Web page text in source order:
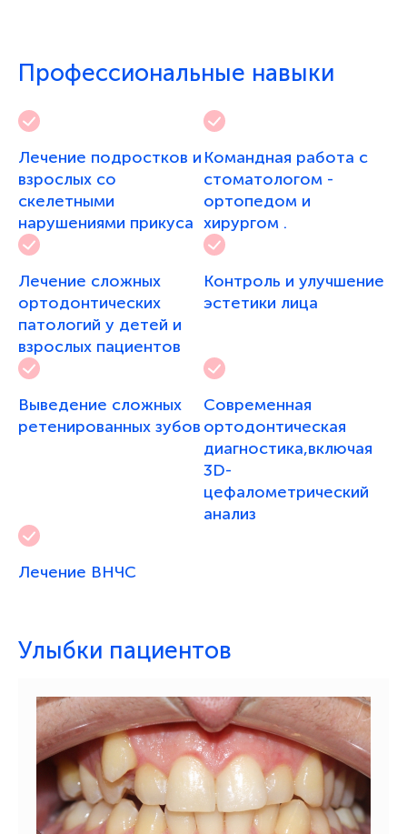
Р.А. Фадеев: «Рост лица. Скелетные и
Дифференциальная диагностика. Особенности
лечения зубочелюстных аномалий в различные
возрастные периоды», г. Новосибирск.
2019 г.
С. Попов: «Evolution of Achieving Successful Result.
Biomechanics in Orthodontic Practice: Past and
Present», г. Тбилиси.
2019 г.
П. Вергара: «Ортодонтия за пределами возможностей.
Уникальный курс по мини-винтам», г. Сочи.
2019 г.
Б. Нурзулаев: «Standard Edgewise Technique in
Contemporary Orthodontics», г. Алматы.
Jeong IL KIM: «MEAW Typodont Course», г. Нурсултан.
Участник Сибирского ортодонтического форума, г.
Treatment», г. Иркутск.
Б. Нарзулаев: «Micro-implants — Absolute Anchorage in
Orthodontics Treatment», г. Иркутск.
2020 г.
Л.А Хорольская: «Лечение патологии второго класса.
Взгляд снаружи и изнутри», г. Новосибирск.
Профессиональные навыки
Лечение подростков и
взрослых со
скелетными
нарушениями прикуса
Командная работа с
стоматологом -
ортопедом и
хирургом .
Лечение сложных
ортодонтических
патологий у детей и
взрослых пациентов
Контроль и улучшение
эстетики лица
Выведение сложных
ретенированных зубов
Современная
ортодонтическая
диагностика,включая
3D-
цефалометрический
анализ
Лечение ВНЧС
Улыбки пациентов